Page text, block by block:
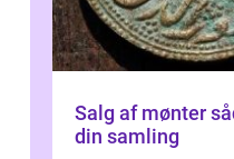
Salg af mønter sådan får du mest ud af
din samling